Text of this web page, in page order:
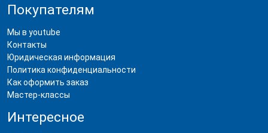
Покупателям
Мы в youtube
Контакты
Юридическая информация
Политика конфиденциальности
Как оформить заказ
Мастер-классы
Интересное